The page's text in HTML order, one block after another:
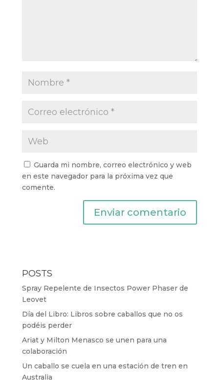
Guarda mi nombre, correo electrónico y web
en este navegador para la próxima vez que
comente.
POSTS
Spray Repelente de Insectos Power Phaser de
Leovet
Día del Libro: Libros sobre caballos que no os
podéis perder
Ariat y Milton Menasco se unen para una
colaboración
Un caballo se cuela en una estación de tren en
Australia